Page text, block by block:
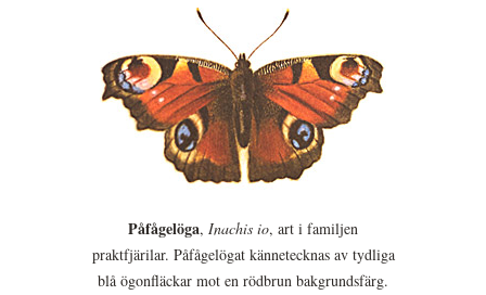
Påfågelöga, Inachis io, art i familjen
praktfjärilar. Påfågelögat kännetecknas av tydliga
blå ögonfläckar mot en rödbrun bakgrundsfärg.